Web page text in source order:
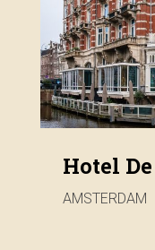
Hotel De
AMSTERDAM